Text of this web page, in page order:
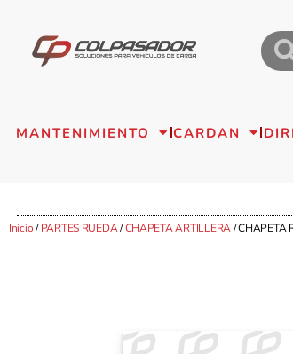
MANTENIMIENTO CARDAN
Inicio/PARTES RUEDA/CHAPETA ARTILLERA/ CHAPETA